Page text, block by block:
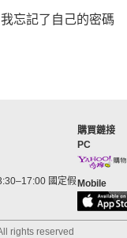
我忘記了自己的密碼
國定假
購買鏈接
PC
Mobile
rights reserved